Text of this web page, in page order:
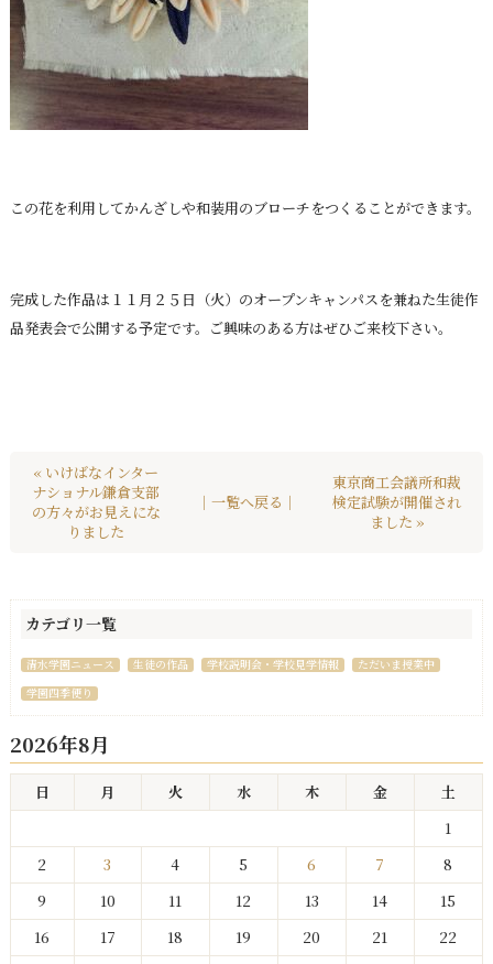
この花を利用してかんざしや和装用のブローチをつくることができます。
完成した作品は１１月２５日（火）のオープンキャンパスを兼ねた生徒作
品発表会で公開する予定です。ご興味のある方はぜひご来校下さい。
« いけばなインター
ナショナル鎌倉支部
の方々がお見えにな
りました
｜一覧へ戻る｜
東京商工会議所和裁
検定試験が開催され
ました »
カテゴリ一覧
清水学園ニュース 生徒の作品 学校説明会・学校見学情報
ただいま授業中
学園四季便り
2026年8月
日 月 火 水 木 金 土
1
2
3 4 5 6 7
8
9
10 11 12 13 14
15
16
17 18 19 20 21
22